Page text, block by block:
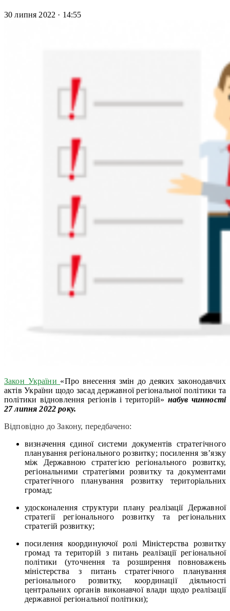
30 липня 2022 · 14:55
Закон України «Про внесення змін до деяких законодавчих
актів України щодо засад державної регіональної політики та
політики відновлення регіонів і територій» набув чинності
27 липня 2022 року.
Відповідно до Закону, передбачено:
визначення єдиної системи документів стратегічного
планування регіонального розвитку; посилення зв’язку
між Державною стратегією регіонального розвитку,
регіональними стратегіями розвитку та документами
стратегічного планування розвитку територіальних
громад;
удосконалення структури плану реалізації Державної
стратегії регіонального розвитку та регіональних
стратегій розвитку;
посилення координуючої ролі Міністерства розвитку
громад та територій з питань реалізації регіональної
політики (уточнення та розширення повноважень
міністерства з питань стратегічного планування
регіонального розвитку, координації діяльності
центральних органів виконавчої влади щодо реалізації
державної регіональної політики);